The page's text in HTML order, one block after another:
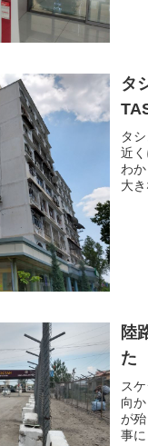
タ
タ
近
わ
大
陸
た
ス
向
が
事